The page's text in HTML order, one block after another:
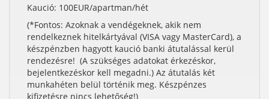
Kaució: 100EUR/apartman/hét
(*Fontos: Azoknak a vendégeknek, akik nem
rendelkeznek hitelkártyával (VISA vagy MasterCard), a
készpénzben hagyott kaució banki átutalással kerül
rendezésre! (A szükséges adatokat érkezéskor,
bejelentkezéskor kell megadni.) Az átutalás két
munkahéten belül történik meg. Készpénzes
kifizetésre nincs lehetőség!)